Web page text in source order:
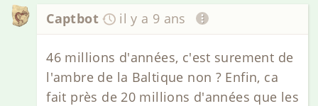
Captbot il y a 9 ans
46 millions d'années, c'est surement de
l'ambre de la Baltique non ? Enfin, ca
fait près de 20 millions d'années que les